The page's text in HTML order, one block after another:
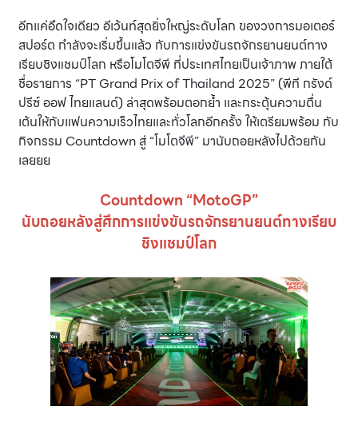
อีกแค่อึดใจเดียว อีเว้นท์สุดยิ่งใหญ่ระดับโลก ของวงการมอเตอร์
สปอร์ต กำลังจะเริ่มขึ้นแล้ว กับการแข่งขันรถจักรยานยนต์ทาง
เรียบชิงแชมป์โลก หรือโมโตจีพี ที่ประเทศไทยเป็นเจ้าภาพ ภายใต้
ชื่อรายการ “PT Grand Prix of Thailand 2025” (พีที กรังด์
ปรีซ์ ออฟ ไทยแลนด์) ล่าสุดพร้อมตอกย้ำ และกระตุ้นความตื่น
เต้นให้กับแฟนความเร็วไทยและทั่วโลกอีกครั้ง ให้เตรียมพร้อม กับ
กิจกรรม Countdown สู่ “โมโตจีพี” มานับถอยหลังไปด้วยกัน
เลยยย
Countdown “MotoGP”
นับถอยหลังสู่ศึกการแข่งขันรถจักรยานยนต์ทางเรียบ
ชิงแชมป์โลก